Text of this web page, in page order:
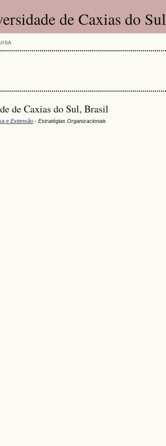
de Caxias do Sul
de Caxias do Sul, Brasil
e Extensão - Estratégias Organizacionais